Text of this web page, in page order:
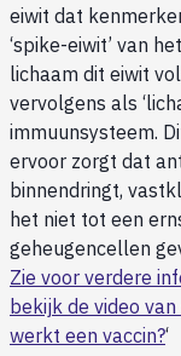
eiwit dat
‘spike-eiwit’ van
lichaam dit eiwit
vervolgens als
immuunsysteem.
ervoor zorgt dat
binnendringt,
het niet tot een
geheugencellen
Zie voor verdere
bekijk de video
werkt een vaccin?‘